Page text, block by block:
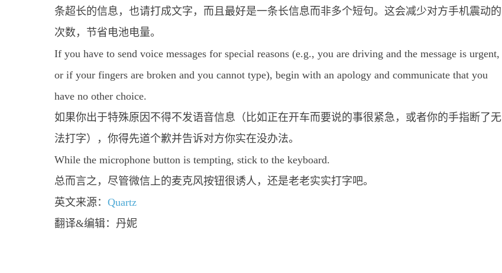
条超长的信息，也请打成文字，而且最好是一条长信息而非多个短句。这会减少对方手机震动的
次数，节省电池电量。
If you have to send voice messages for special reasons (e.g., you are driving and the message is urgent,
or if your fingers are broken and you cannot type), begin with an apology and communicate that you
have no other choice.
如果你出于特殊原因不得不发语音信息（比如正在开车而要说的事很紧急，或者你的手指断了无
法打字），你得先道个歉并告诉对方你实在没办法。
While the microphone button is tempting, stick to the keyboard.
总而言之，尽管微信上的麦克风按钮很诱人，还是老老实实打字吧。
英文来源： Quartz
翻译&编辑：丹妮